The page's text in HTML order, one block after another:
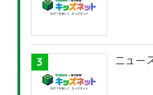
ニュー